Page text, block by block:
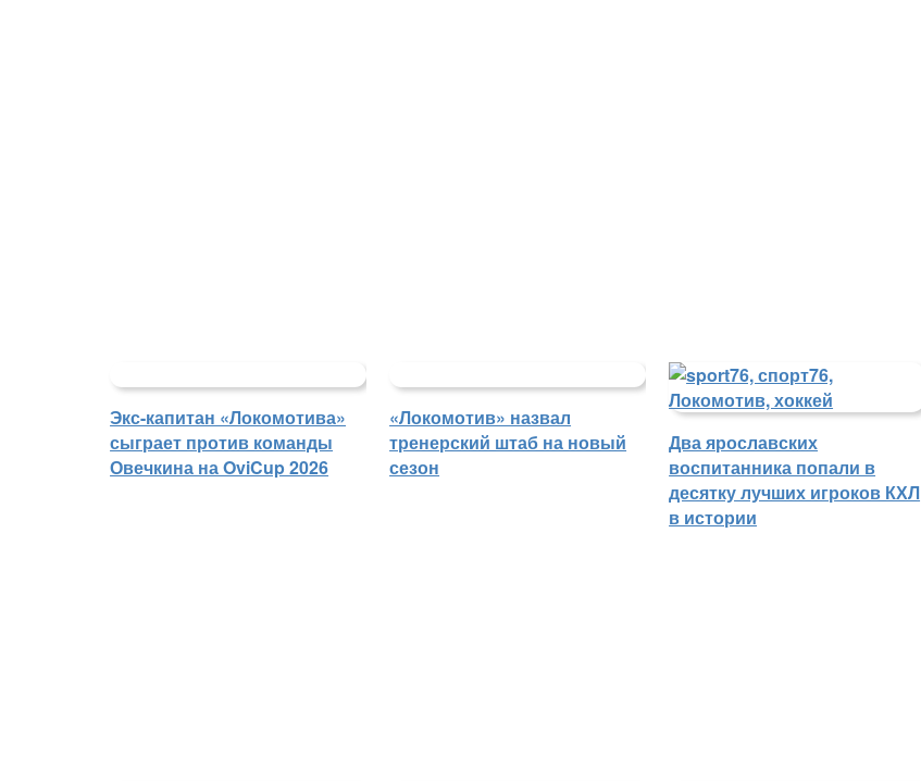
Экс-капитан «Локомотива»
сыграет против команды
Овечкина на OviCup 2026
«Локомотив» назвал
тренерский штаб на новый
сезон
Два ярославских
воспитанника попали в
десятку лучших игроков КХЛ
в истории